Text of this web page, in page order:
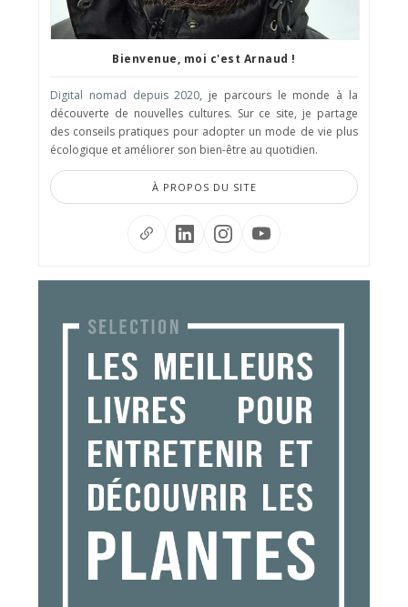
Bienvenue, moi c'est Arnaud !
Digital nomad depuis 2020, je parcours le monde à la
découverte de nouvelles cultures. Sur ce site, je partage
des conseils pratiques pour adopter un mode de vie plus
écologique et améliorer son bien-être au quotidien.
À PROPOS DU SITE